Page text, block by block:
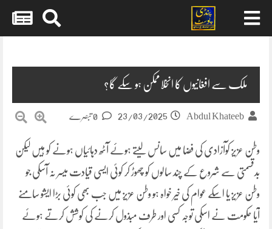
ملک سے افغانیوں کا انخلاممکن ہو سکے گا؟
Abdul Khateeb
23/03/2025
وطن عزیز کوآزادی کی فضا میں سانس لیتے ہوئے آٹھ دہائیاں ہونے کو ہیں لیکن
بدقسمتی سے شروع کے چند سالوں کو چھوڑ کر کوئی ایسی قیادت میسر نہ آسکی جو
وطن عزیز یا اسکے عوام کی خیر خواہ ہو وطن عزیز میں جب بھی کوئی بڑا ایشو سامنے
آیا حکومت نے اسکی توجہ کسی اور طرف مبذول کرنے کی کوشش کرتے ہوئے